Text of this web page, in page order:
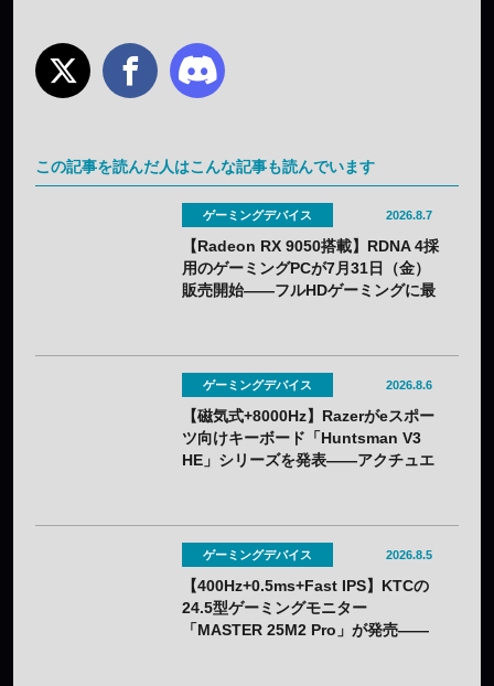
この記事を読んだ人はこんな記事も読んでいます
ゲーミングデバイス 2026.8.7
【Radeon RX 9050搭載】RDNA 4採
用のゲーミングPCが7月31日（金）
販売開始——フルHDゲーミングに最
ゲーミングデバイス 2026.8.6
【磁気式+8000Hz】Razerがeスポー
ツ向けキーボード「Huntsman V3
HE」シリーズを発表——アクチュエ
ゲーミングデバイス 2026.8.5
【400Hz+0.5ms+Fast IPS】KTCの
24.5型ゲーミングモニター
「MASTER 25M2 Pro」が発売——